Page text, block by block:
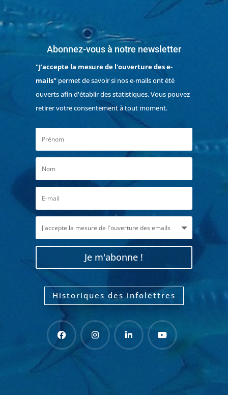
Abonnez-vous à notre newsletter
"J'accepte la mesure de l'ouverture des e-
mails"permet de savoir si nos e-mails ont été
ouverts afin d'établir des statistiques. Vous pouvez
retirer votre consentement à tout moment.
Je m'abonne !
Historiques des infolettres